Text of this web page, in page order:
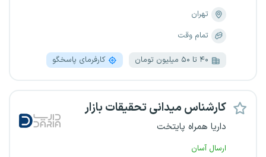
تهران
تمام وقت
۴۰ تا ۵۰ میلیون تومان کارفرمای پاسخگو
کارشناس میدانی تحقیقات بازار
داریا همراه پایتخت
ارسال آسان